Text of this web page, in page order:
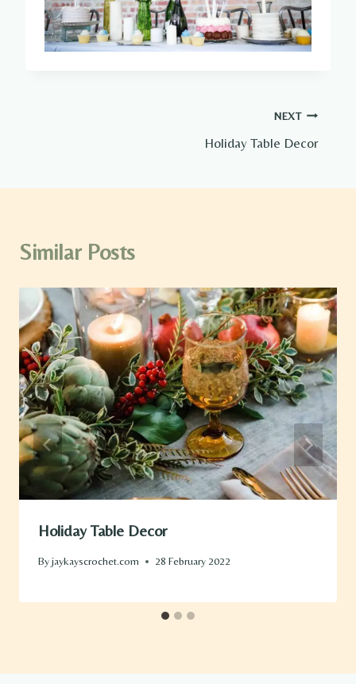
NEXT
Holiday Table Decor
Similar Posts
Holiday Table Decor
Byjaykayscrochet.com 28 February 2022